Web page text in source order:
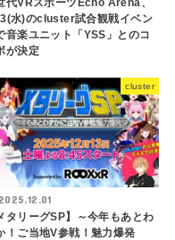
代VRスポーツEcho Arena、
水)のcluster試合観戦イベン
音楽ユニット「YSS」とのコ
が決定
cluster
2025.12.01
タリーグSP】～今年もあとわ
！ご当地V参戦！魅力爆発